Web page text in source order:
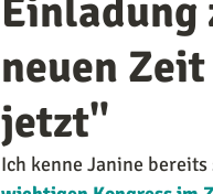
Einladung
neuen
jetzt"
Ich kenne Janine